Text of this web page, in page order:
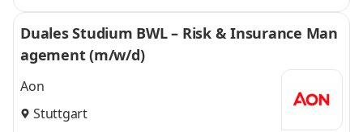
Duales Studium BWL – Risk & Insurance Man
agement (m/w/d)
Aon
Stuttgart